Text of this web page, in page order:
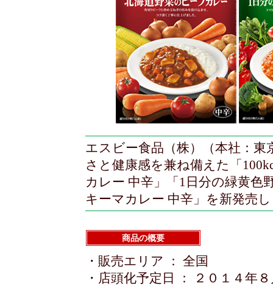
エスビー食品（株）（本社：
さと健康感を兼ね備えた「
カレー 中辛」「1日分の緑黄色
キーマカレー 中辛」を新発売
商品の概要
・販売エリア ： 全国
・店頭化予定日 ： ２０１４年